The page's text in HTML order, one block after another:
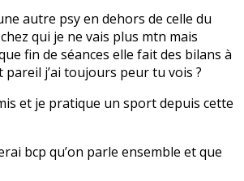
autre psy en dehors de celle du
qui je ne vais plus mtn mais
fin de séances elle fait des bilans à
pareil j’ai toujours peur tu vois ?
et je pratique un sport depuis cette
bcp qu’on parle ensemble et que